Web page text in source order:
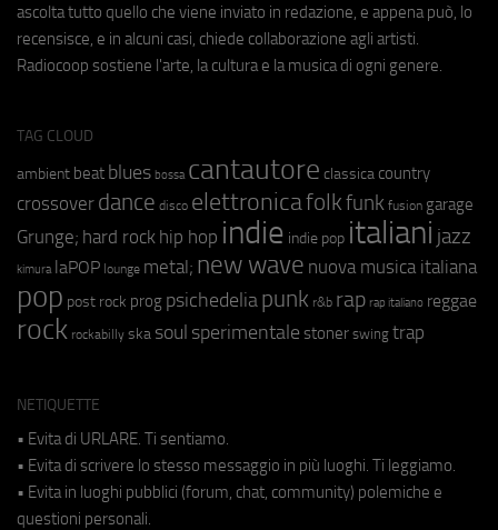
ascolta tutto quello che viene inviato in redazione, e appena può, lo
recensisce, e in alcuni casi, chiede collaborazione agli artisti.
Radiocoop sostiene l'arte, la cultura e la musica di ogni genere.
TAG CLOUD
ambient beat blues bossa cantautore classica country
crossover dance disco elettronicafolkfunk fusion garage
Grunge; hard rock hip hop indie indie pop italiani jazz
kimura laPOP lounge metal; new wave nuova musica italiana
pop post rock prog psichedeliapunk r&b rap rap italiano reggae
rock rockabilly ska soul sperimentale stoner swing trap
NETIQUETTE
• Evita di URLARE. Ti sentiamo.
• Evita di scrivere lo stesso messaggio in più luoghi. Ti leggiamo.
• Evita in luoghi pubblici (forum, chat, community) polemiche e
questioni personali.